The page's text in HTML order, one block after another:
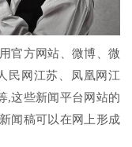
官方网站、微博、微
民网江苏、凤凰网江
,这些新闻平台网站的
闻稿可以在网上形成